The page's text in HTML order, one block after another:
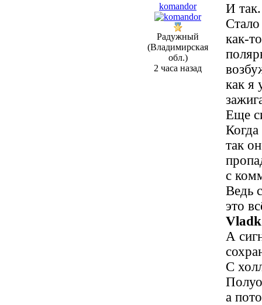
komandor
Радужный
(Владимирская
обл.)
2 часа назад
И
как-
как я
Еще
так
с
Ведь
это
А
С
а